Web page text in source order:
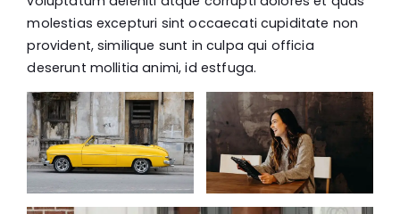
molestias excepturi sint occaecati cupiditate non
provident, similique sunt in culpa qui officia
deserunt mollitia animi, id estfuga.